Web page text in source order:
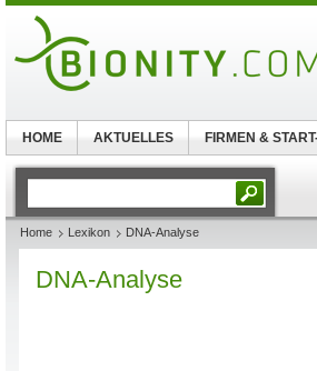
Home Lexikon DNA-Analyse
DNA-Analyse
HOME AKTUELLES FIRMEN &